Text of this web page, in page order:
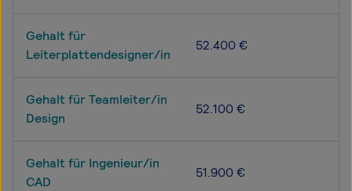
Gehalt für
Leiterplattendesigner/in
52.400 €
Gehalt für Teamleiter/in
Design
52.100 €
Gehalt für Ingenieur/in
CAD
51.900 €